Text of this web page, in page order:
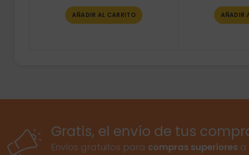
AÑADIR AL CARRITO AÑADIR
Gratis, el envío de tus
Envíos gratuitos para compras superiores a